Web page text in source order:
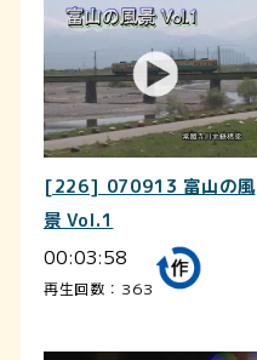
[226] 070913 富山の風
景 Vol.1
00:03:58
再生回数：363